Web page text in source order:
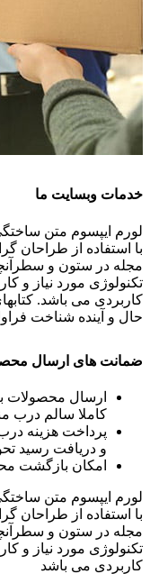
خدمات وبسایت ما
لورم ایپسوم متن
با استفاده از طراحان
مجله در ستون و
تکنولوژی مورد نیاز و
کاربردی می باشد.
حال و آینده شناخت
ضمانت های ارسال
ارسال محصولات
کاملا سالم درب
پرداخت هزینه
و دریافت رسید
امکان بازگشت
لورم ایپسوم متن
با استفاده از طراحان
مجله در ستون و
تکنولوژی مورد نیاز و
کاربردی می باشد